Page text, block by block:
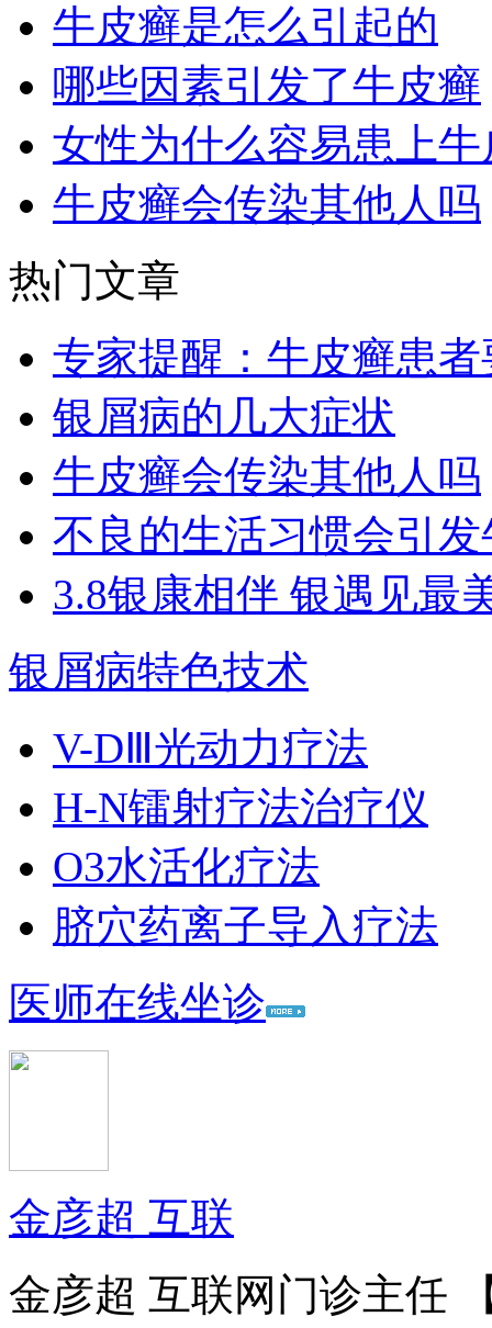
牛皮癣是怎么引起的
哪些因素引发了牛皮癣
女性为什么容易患上牛
牛皮癣会传染其他人吗
热门文章
专家提醒：牛皮癣患
银屑病的几大症状
牛皮癣会传染其他人吗
不良的生活习惯会引
3.8银康相伴 银遇见最
银屑病特色技术
V-DⅢ光动力疗法
H-N镭射疗法治疗仪
O3水活化疗法
脐穴药离子导入疗法
医师在线坐诊
金彦超 互联
金彦超 互联网门诊主任